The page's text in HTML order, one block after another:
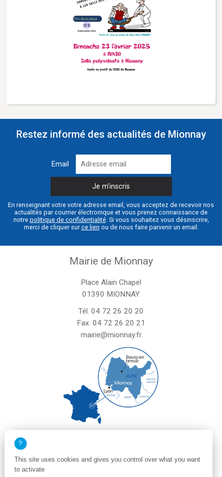
Restez informé des actualités de Mionnay
Email
En renseignant votre votre adresse email, vous acceptez de recevoir nos
actualités par courrier électronique et vous prenez connaissance de
notre politique de confidentialité. Si vous souhaitez vous désinscrire,
merci de cliquer surce lien ou de nous faire parvenir un email.
Mairie de Mionnay
Place Alain Chapel
01390 MIONNAY
Tél. 04 72 26 20 20
Fax. 04 72 26 20 21
mairie@mionnay.fr
le vendredi de 8h30 à 12h et de 13h30 à 16h30
un samedi matin sur deux de 8h30 à 12h
This site uses cookies and gives you control over what you want
to activate